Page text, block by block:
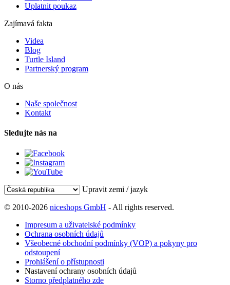
Uplatnit poukaz
Zajímavá fakta
Videa
Blog
Turtle Island
Partnerský program
O nás
Naše společnost
Kontakt
Sledujte nás na
Upravit zemi / jazyk
© 2010-2026 niceshops GmbH - All rights reserved.
Impresum a uživatelské podmínky
Ochrana osobních údajů
Všeobecné obchodní podmínky (VOP) a pokyny pro
odstoupení
Prohlášení o přístupnosti
Nastavení ochrany osobních údajů
Storno předplatného zde